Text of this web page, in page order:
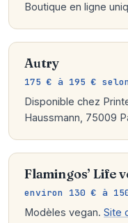
Boutique en ligne
Autry
175 € à 195 €
Disponible chez
Haussmann, 75009
Flamingos’ Life
environ 130 € à
Modèles vegan. Site